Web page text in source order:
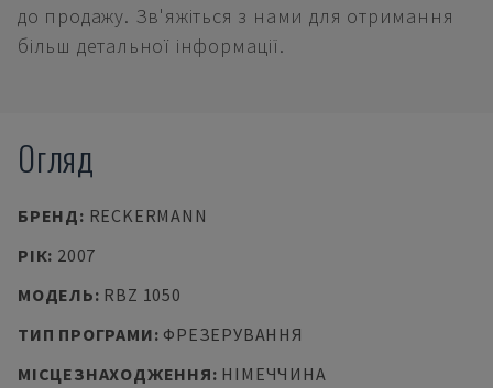
до продажу. Зв'яжіться з нами для отримання
більш детальної інформації.
Огляд
БРЕНД: RECKERMANN
РІК: 2007
МОДЕЛЬ: RBZ 1050
ТИП ПРОГРАМИ: ФРЕЗЕРУВАННЯ
МІСЦЕЗНАХОДЖЕННЯ: НІМЕЧЧИНА